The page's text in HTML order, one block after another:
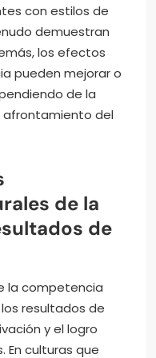
con estilos de
demuestran
los efectos
pueden mejorar o
de la
afrontamiento del
de la
de
la competencia
resultados de
y el logro
culturas que